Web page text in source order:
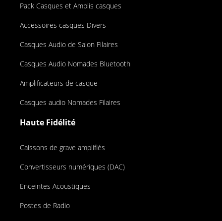
Pack Casques et Amplis casques
Accessoires casques Divers
Casques Audio de Salon Filaires
Casques Audio Nomades Bluetooth
Amplificateurs de casque
Casques audio Nomades Filaires
Haute Fidélité
Caissons de grave amplifiés
Convertisseurs numériques (DAC)
Enceintes Acoustiques
Postes de Radio